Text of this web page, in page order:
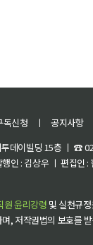
독신청 ㅣ 공지사항
투데이빌딩 15층 ㅣ ☎
인 : 김상우 ㅣ 편집인
원 윤리강령 및 실천규
, 저작권법의 보호를